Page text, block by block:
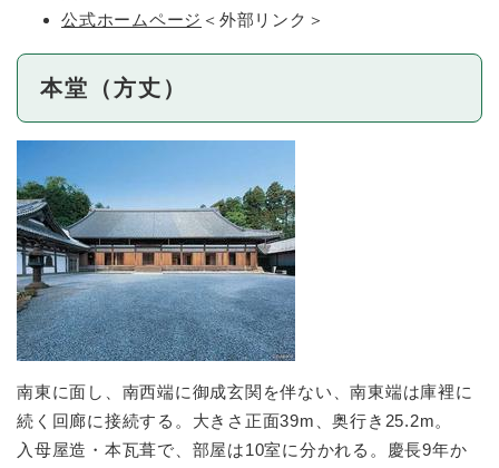
公式ホームページ ＜外部リンク＞
本堂（方丈）
南東に面し、南西端に御成玄関を伴ない、南東端は庫裡に
続く回廊に接続する。大きさ正面39m、奥行き25.2m。
入母屋造・本瓦葺で、部屋は10室に分かれる。慶長9年か